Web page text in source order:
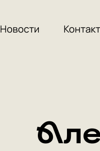
Новости